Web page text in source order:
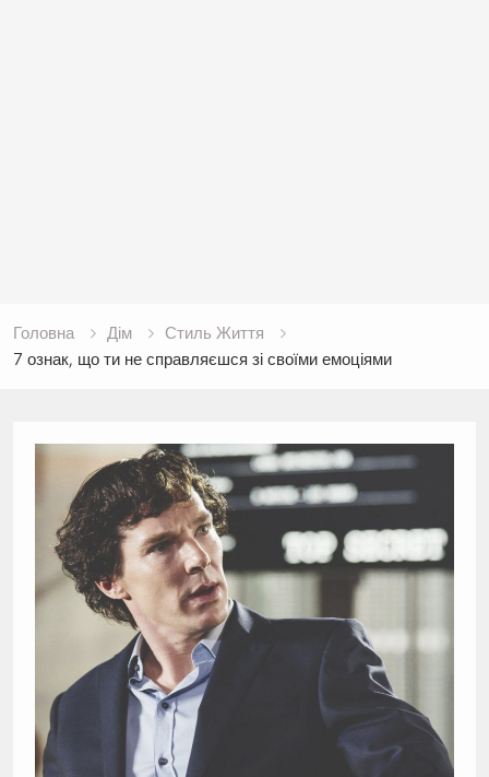
Головна Дім
Стиль Життя
7 ознак, що ти не справляєшся зі своїми емоціями